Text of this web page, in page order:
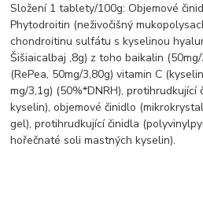
Složení 1 tablety/100g: Objemové
Phytodroitin (neživočišný
chondroitinu sulfátu s kyselinou
Šišiaicalbaj ,8g) z toho baikalin
(RePea, 50mg/3,80g) vitamin C
mg/3,1g) (50%*DNRH),
kyselin), objemové činidlo
gel), protihrudkující činidla
hořečnaté soli mastných kyselin).